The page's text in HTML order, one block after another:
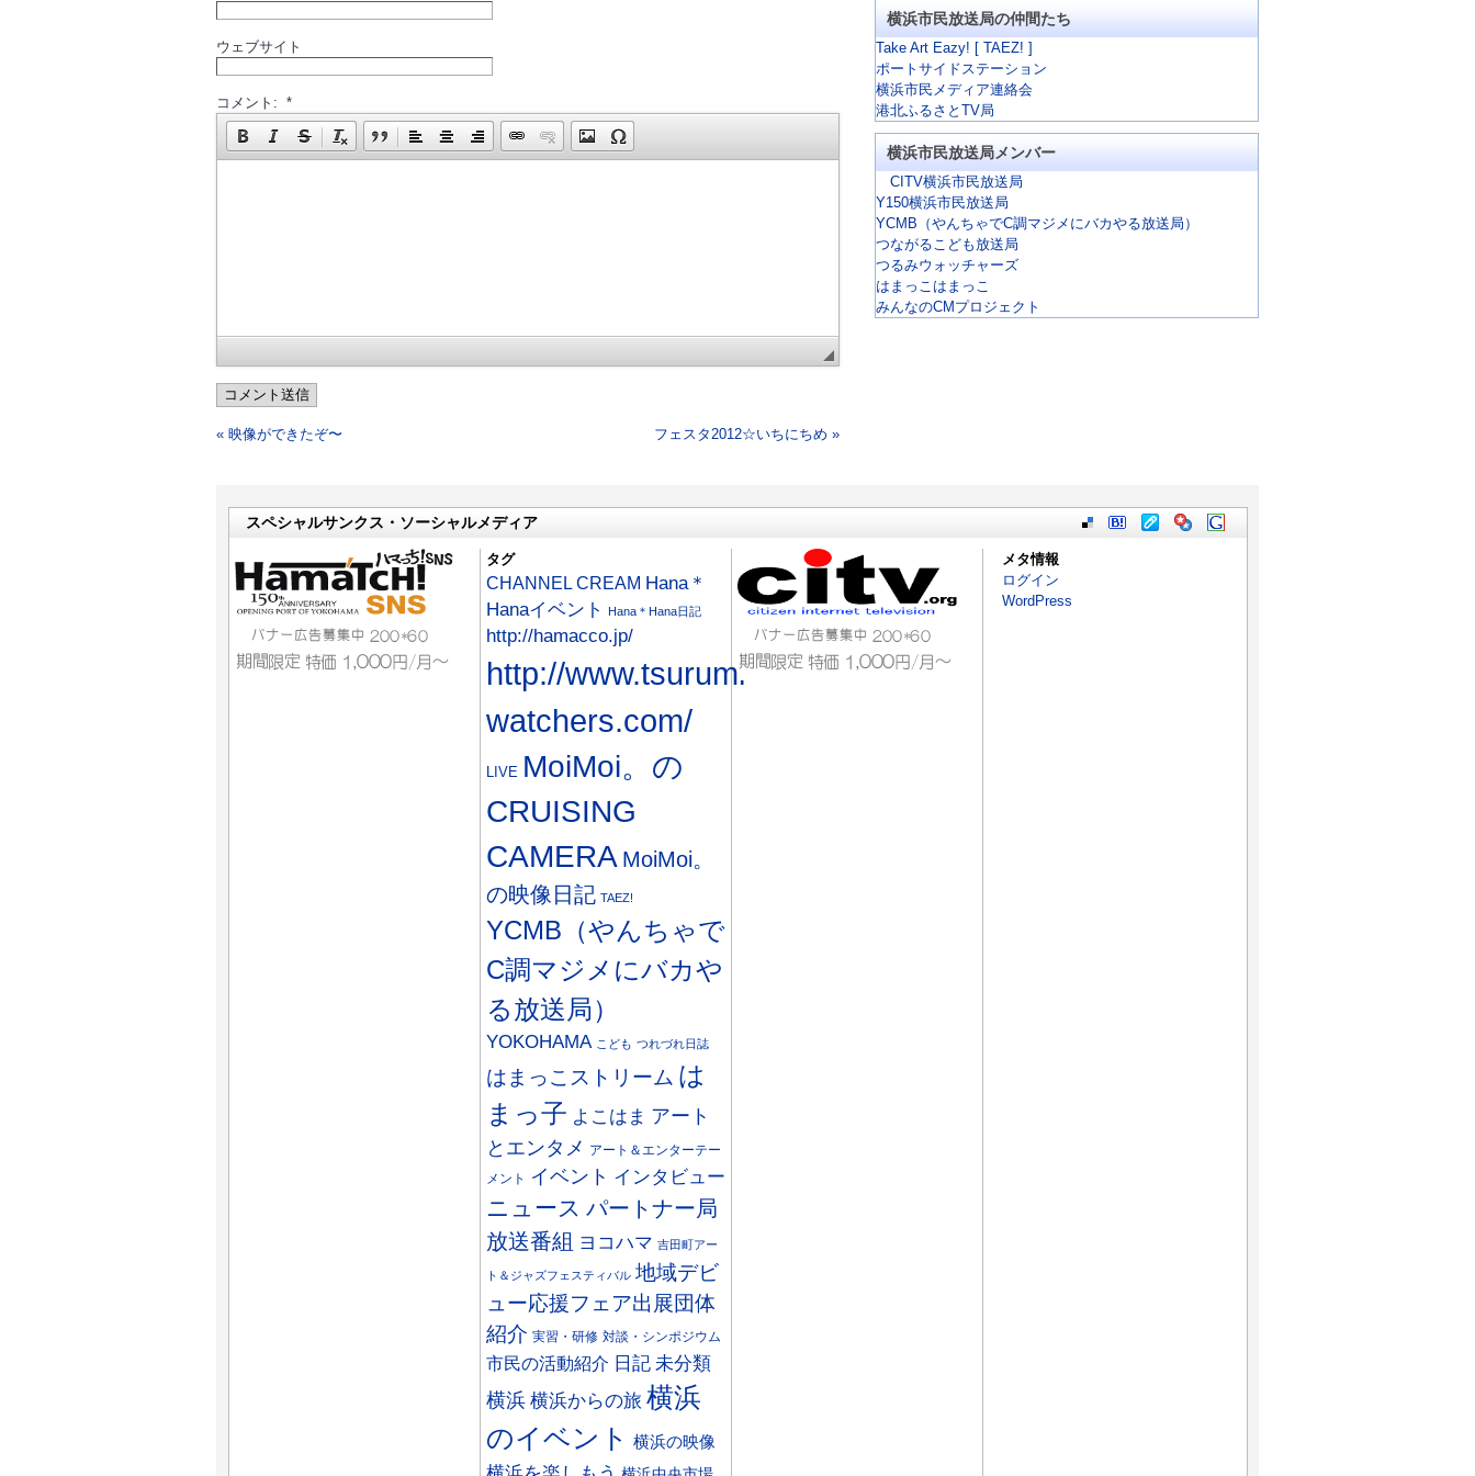
ウェブサイト
コメント: *
コメント送信
« 映像ができたぞ〜 フェスタ2012☆いちにちめ »
横浜市民放送局の仲間たち
Take Art Eazy! [ TAEZ! ]
ポートサイドステーション
横浜市民メディア連絡会
港北ふるさとTV局
横浜市民放送局メンバー
CITV横浜市民放送局
Y150横浜市民放送局
YCMB（やんちゃでC調マジメにバカやる放送局）
つながるこども放送局
つるみウォッチャーズ
はまっこはまっこ
みんなのCMプロジェクト
スペシャルサンクス・ソーシャルメディア
タグ
CHANNEL CREAM Hana＊
Hanaイベント
Hana＊Hana日記
http://hamacco.jp/
http://www.tsurumi-
watchers.com/
LIVE MoiMoi。の
CRUISING
CAMERA MoiMoi。
の映像日記 TAEZ!
YCMB（やんちゃで
C調マジメにバカや
る放送局）
YOKOHAMA こども つれづれ日誌
はまっこストリーム は
まっ子 よこはま アート
とエンタメ アート＆エンターテー
メント
イベント インタビュー
ニュース パートナー局
放送番組 ヨコハマ 吉田町アー
ト＆ジャズフェスティバル 地域デビ
ュー応援フェア出展団体
紹介 実習・研修 対談・シンポジウム
市民の活動紹介 日記 未分類
横浜 横浜からの旅 横浜
のイベント
横浜の映像
メタ情報
ログイン
WordPress